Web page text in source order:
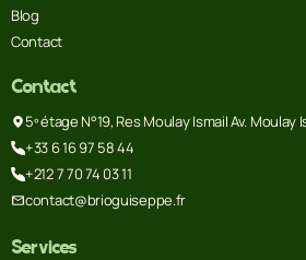
Blog
Contact
Contact
5º étage N°19, Res Moulay Ismail Av.
+33 6 16 97 58 44
+212 7 70 74 03 11
contact@brioguiseppe.fr
Services